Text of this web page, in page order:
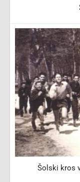
Šolski kros